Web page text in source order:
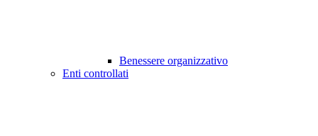
Benessere organizzativo
Enti controllati